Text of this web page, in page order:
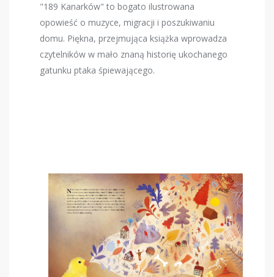
"189 Kanarków" to bogato ilustrowana
opowieść o muzyce, migracji i poszukiwaniu
domu. Piękna, przejmująca książka wprowadza
czytelników w mało znaną historię ukochanego
gatunku ptaka śpiewającego.